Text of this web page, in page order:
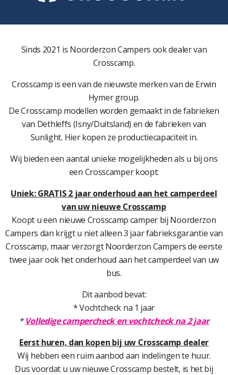
Sinds 2021 is Noorderzon Campers ook dealer van
Crosscamp.
Crosscamp is een van de nieuwste merken van de Erwin
Hymer group.
De Crosscamp modellen worden gemaakt in de fabrieken
van Dethleffs (Isny/Duitsland) en de fabrieken van
Sunlight. Hier kopen ze productiecapaciteit in.
Wij bieden een aantal unieke mogelijkheden als u bij ons
een Crosscamper koopt:
Uniek: GRATIS 2 jaar onderhoud aan het camperdeel
van uw nieuwe Crosscamp
Koopt u een nieuwe Crosscamp camper bij Noorderzon
Campers dan krijgt u niet alleen 3 jaar fabrieksgarantie van
Crosscamp, maar verzorgt Noorderzon Campers de eerste
twee jaar ook het onderhoud aan het camperdeel van uw
bus.
Dit aanbod bevat:
* Vochtcheck na 1 jaar
*Volledige campercheck en vochtcheck na 2 jaar
Eerst huren, dan kopen bij uw Crosscamp dealer
Wij hebben een ruim aanbod aan indelingen te huur.
Dus voordat u uw nieuwe Crosscamp bestelt, is het bij